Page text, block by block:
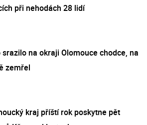
při nehodách 28 lidí
srazilo na okraji Olomouce chodce, na
zemřel
kraj příští rok poskytne pět